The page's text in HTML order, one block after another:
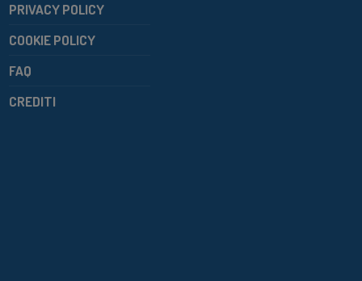
PRIVACY POLICY
COOKIE POLICY
FAQ
CREDITI